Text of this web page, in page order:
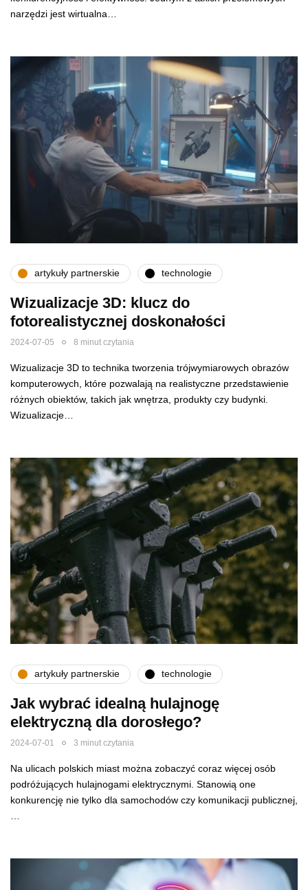
narzędzi jest wirtualna…
artykuły partnerskie technologie
Wizualizacje 3D: klucz do
fotorealistycznej doskonałości
2024-07-05 8 minut czytania
Wizualizacje 3D to technika tworzenia trójwymiarowych obrazów
komputerowych, które pozwalają na realistyczne przedstawienie
różnych obiektów, takich jak wnętrza, produkty czy budynki.
Wizualizacje…
artykuły partnerskie technologie
Jak wybrać idealną hulajnogę
elektryczną dla dorosłego?
2024-07-01 3 minut czytania
Na ulicach polskich miast można zobaczyć coraz więcej osób
podróżujących hulajnogami elektrycznymi. Stanowią one
konkurencję nie tylko dla samochodów czy komunikacji publicznej,